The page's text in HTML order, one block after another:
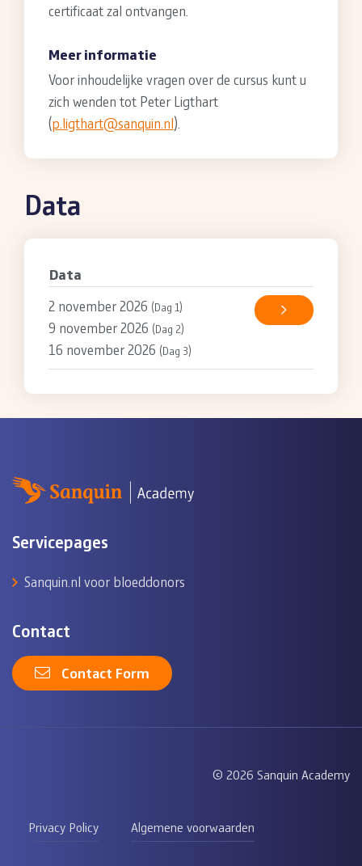
certificaat zal ontvangen.
Meer informatie
Voor inhoudelijke vragen over de cursus kunt u
zich wenden tot Peter Ligthart
(p.ligthart@sanquin.nl).
Data
Data
2 november 2026 (Dag 1)
9 november 2026 (Dag 2)
16 november 2026 (Dag 3)
Servicepages
Sanquin.nl voor bloeddonors
Contact
Contact Form
© 2026 Sanquin Academy
Privacy Policy Algemene voorwaarden